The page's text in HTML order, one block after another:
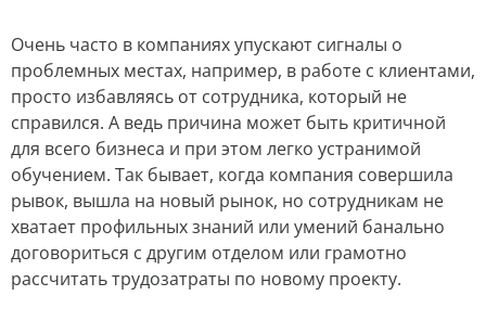
Очень часто в компаниях упускают сигналы о
проблемных местах, например, в работе с клиентами,
просто избавляясь от сотрудника, который не
справился. А ведь причина может быть критичной
для всего бизнеса и при этом легко устранимой
обучением. Так бывает, когда компания совершила
рывок, вышла на новый рынок, но сотрудникам не
хватает профильных знаний или умений банально
договориться с другим отделом или грамотно
рассчитать трудозатраты по новому проекту.